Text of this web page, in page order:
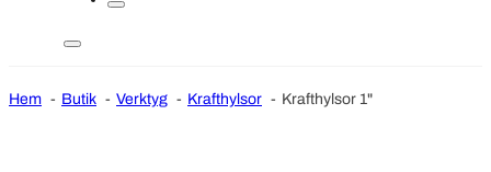
Hem Butik Verktyg Krafthylsor Krafthylsor 1"